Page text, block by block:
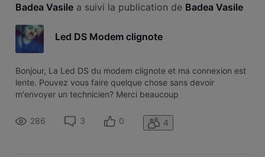
Badea Vasile a suivi la publication de Badea Vasile
Led DS Modem clignote
Bonjour, La Led DS du modem clignote et ma connexion est
lente. Pouvez vous faire quelque chose sans devoir
m'envoyer un technicien? Merci beaucoup
286 3 0 4